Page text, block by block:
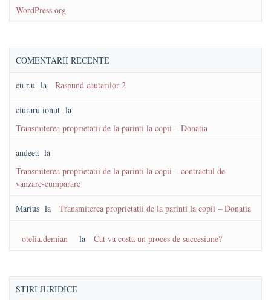
WordPress.org
COMENTARII RECENTE
eu r.u la Raspund cautarilor 2
ciuraru ionut la
Transmiterea proprietatii de la parinti la copii – Donatia
andeea la
Transmiterea proprietatii de la parinti la copii – contractul de
vanzare-cumparare
Marius la Transmiterea proprietatii de la parinti la copii – Donatia
otelia.demian la Cat va costa un proces de succesiune?
STIRI JURIDICE